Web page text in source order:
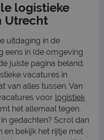
logistieke
Utrecht
uitdaging in de
eens in (de omgeving
juiste pagina beland.
vacatures in
van alles tussen. Van
voor logistiek
het allemaal tegen.
gedachten? Scrol dan
en bekijk het rijtje met